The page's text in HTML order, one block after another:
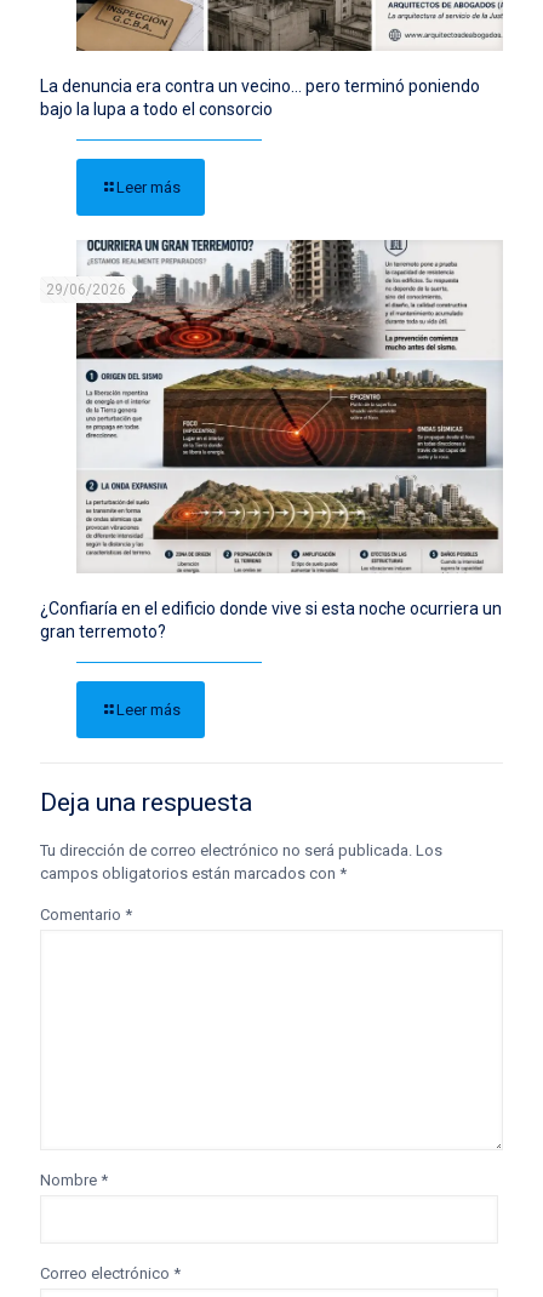
La denuncia era contra un vecino… pero terminó poniendo
bajo la lupa a todo el consorcio
Leer más
29/06/2026
¿Confiaría en el edificio donde vive si esta noche ocurriera un
gran terremoto?
Leer más
Deja una respuesta
Tu dirección de correo electrónico no será publicada. Los
campos obligatorios están marcados con *
Comentario *
Nombre *
Correo electrónico *